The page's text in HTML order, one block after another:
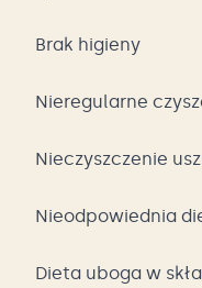
Brak higieny
Nieregularne
Nieczyszczenie
Nieodpowiednia
Dieta uboga w